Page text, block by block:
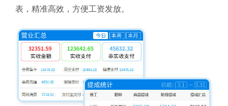
表，精准高效，方便工资发放。